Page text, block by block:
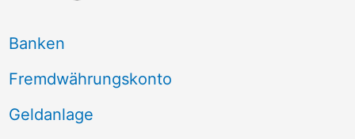
Banken
Fremdwährungskonto
Geldanlage